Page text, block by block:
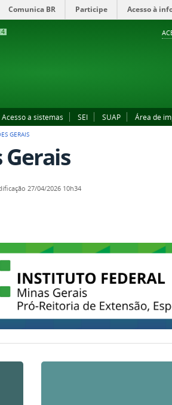
4
Comunica BR Participe Acesso à
Acesso a sistemas SEI SUAP Área de
GERAIS
27/04/2026 10h34